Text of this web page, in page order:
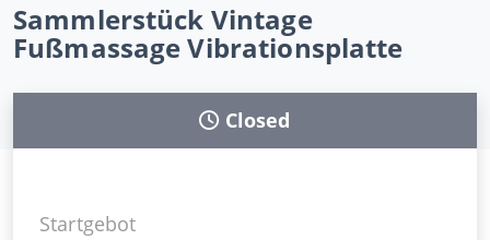
Sammlerstück Vintage
Fußmassage Vibrationsplatte
Closed
Startgebot